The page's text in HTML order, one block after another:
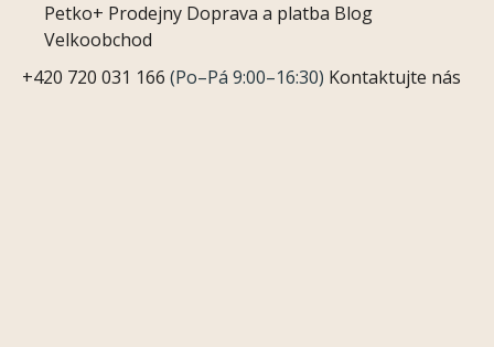
Petko+ Prodejny Doprava a platba Blog
Velkoobchod
+420 720 031 166 (Po–Pá 9:00–16:30) Kontaktujte nás